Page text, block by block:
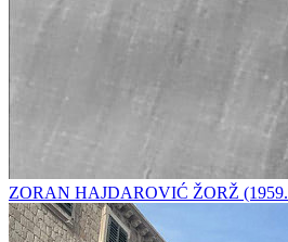
ZORAN HAJDAROVIĆ ŽORŽ